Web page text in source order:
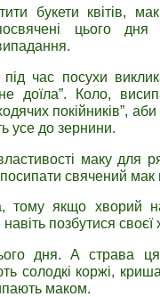
букети квітів,
цього дня
час посухи
доїла”. Коло,
покійників”,
усе до зернини.
маку для
свячений
тому якщо хворий
позбутися своєї
дня. А страва
солодкі коржі,
маком.